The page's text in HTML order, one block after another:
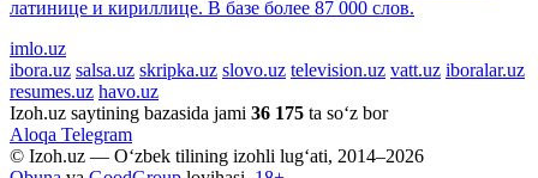
латинице и кириллице. В базе более 87 000 слов.
imlo.uz
ibora.uz salsa.uz skripka.uz slovo.uz television.uz vatt.uz iboralar.uz
resumes.uz havo.uz
Izoh.uz saytining bazasida jami 36 175 ta so‘z bor
Aloqa Telegram
© Izoh.uz — O‘zbek tilining izohli lug‘ati, 2014–2026